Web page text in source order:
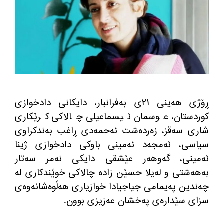
ڕۆژی هه‌ینی ٢١ی به‌فرانبار، دایكانی دادخوازی
كوردستان، عوسمان ئیسماعیلی چالاكی كرێكاری
شاری سه‌قز، زه‌رده‌شت ئه‌حمه‌دی ڕاغب به‌ندكراوی
سیاسی، ئه‌مجه‌د ئه‌مینی باوكی دادخوازی ژینا
ئه‌مینی، گه‌وهه‌ر عێشقی دایكی نه‌مر سه‌تار
به‌هه‌شتی و له‌یلا حسێن زاده‌ چالاكی خوێندكاری له‌
چه‌ندین په‌یمامی جیاجیادا خوازیاری هه‌ڵوه‌شانه‌وه‌ی
سزای سێداره‌ی په‌خشان عه‌زیزی بوون.